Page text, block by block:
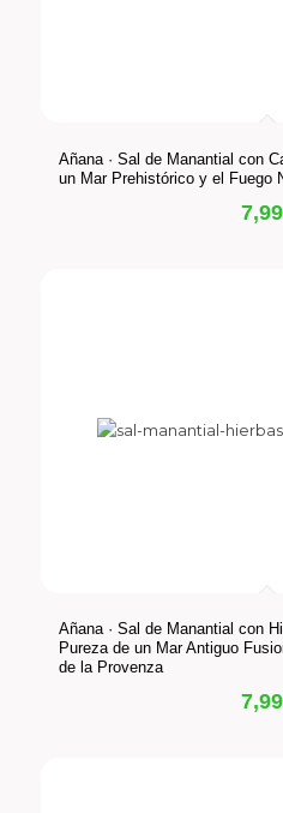
Añana · Sal de Manantial con
un Mar Prehistórico y el Fuego
7,99
Añana · Sal de Manantial con
Pureza de un Mar Antiguo
de la Provenza
7,99